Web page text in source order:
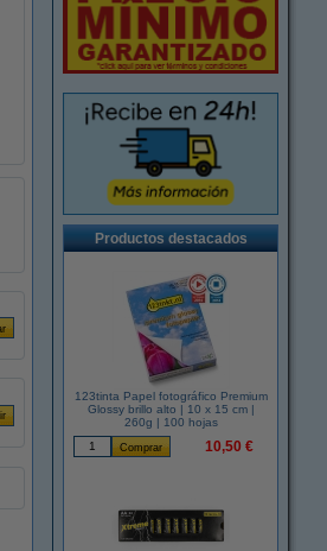
Productos destacados
123tinta Papel fotográfico Premium
Glossy brillo alto | 10 x 15 cm |
260g | 100 hojas
10,50 €